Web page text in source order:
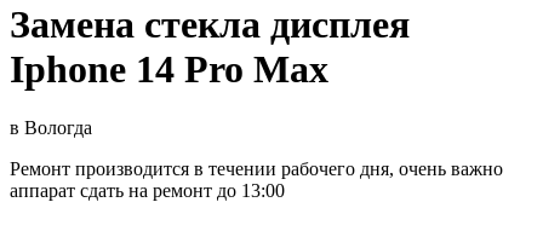
Замена стекла дисплея
Iphone 14 Pro Max
в Вологда
Ремонт производится в течении рабочего дня, очень важно
аппарат сдать на ремонт до 13:00